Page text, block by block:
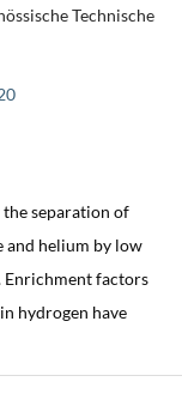
Technische
separation of
and helium by low
Enrichment factors
hydrogen have